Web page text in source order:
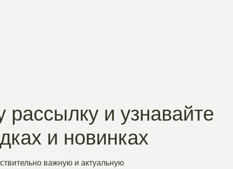
важную и актуальную
и узнавайте
и новинках